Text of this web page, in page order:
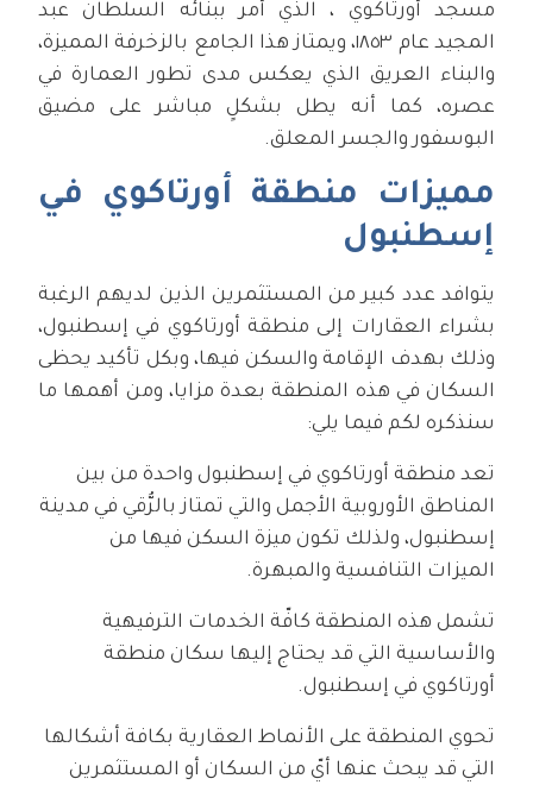
مسجد أورتاكوي ، الذي أمر ببنائه السلطان عبد
المجيد عام ١٨٥٣، ويمتاز هذا الجامع بالزخرفة المميزة،
والبناء العريق الذي يعكس مدى تطور العمارة في
عصره، كما أنه يطل بشكلٍ مباشر على مضيق
البوسفور والجسر المعلق.
مميزات منطقة أورتاكوي في
إسطنبول
يتوافد عدد كبير من المستثمرين الذين لديهم الرغبة
بشراء العقارات إلى منطقة أورتاكوي في إسطنبول،
وذلك بهدف الإقامة والسكن فيها، وبكل تأكيد يحظى
السكان في هذه المنطقة بعدة مزايا، ومن أهمها ما
سنذكره لكم فيما يلي:
تعد منطقة أورتاكوي في إسطنبول واحدة من بين
المناطق الأوروبية الأجمل والتي تمتاز بالرُّقي في مدينة
إسطنبول، ولذلك تكون ميزة السكن فيها من
الميزات التنافسية والمبهرة.
تشمل هذه المنطقة كافّة الخدمات الترفيهية
والأساسية التي قد يحتاج إليها سكان منطقة
أورتاكوي في إسطنبول.
تحوي المنطقة على الأنماط العقارية بكافة أشكالها
التي قد يبحث عنها أيّ من السكان أو المستثمرين